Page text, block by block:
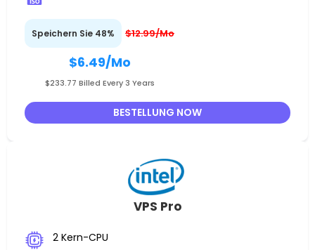
Speichern Sie 48% $12.99/Mo
$6.49/Mo
$233.77 Billed Every 3 Years
BESTELLUNG NOW
VPS Pro
2 Kern-CPU